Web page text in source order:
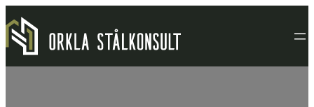
Hopp
til
innhold